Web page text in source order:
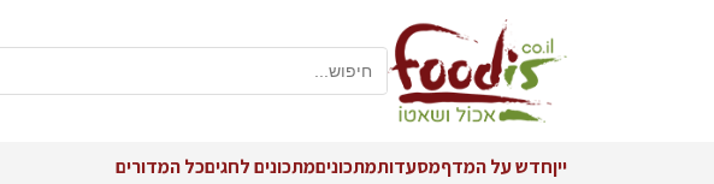
ייןחדש על המדףמסעדותמתכוניםמתכונים לחגיםכל המדורים